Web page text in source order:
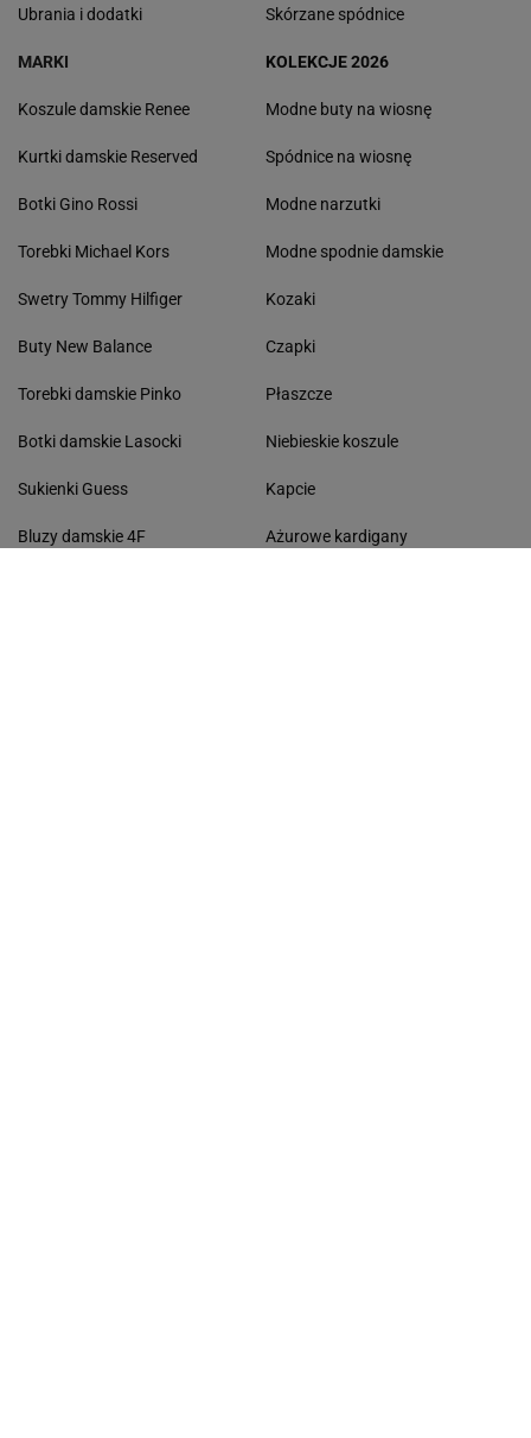
Ubrania i dodatki Skórzane spódnice
MARKI
Koszule damskie Renee
Kurtki damskie Reserved
Botki Gino Rossi
Torebki Michael Kors
Swetry Tommy Hilfiger
Buty New Balance
Torebki damskie Pinko
Botki damskie Lasocki
Sukienki Guess
Bluzy damskie 4F
KOLEKCJE 2026
Modne buty na wiosnę
Spódnice na wiosnę
Modne narzutki
Modne spodnie damskie
Kozaki
Czapki
Płaszcze
Niebieskie koszule
Kapcie
Ażurowe kardigany